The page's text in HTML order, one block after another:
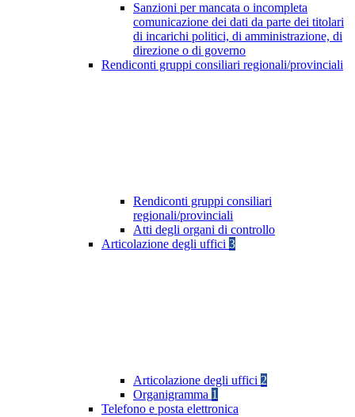
Sanzioni per mancata o incompleta
comunicazione dei dati da parte dei titolari
di incarichi politici, di amministrazione, di
direzione o di governo
Rendiconti gruppi consiliari regionali/provinciali
Rendiconti gruppi consiliari
regionali/provinciali
Atti degli organi di controllo
Articolazione degli uffici 3
Articolazione degli uffici 2
Organigramma 1
Telefono e posta elettronica